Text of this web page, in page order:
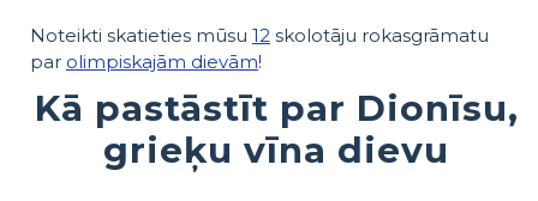
Noteikti skatieties mūsu 12 skolotāju rokasgrāmatu
par olimpiskajām dievām!
Kā pastāstīt par Dionīsu,
grieķu vīna dievu